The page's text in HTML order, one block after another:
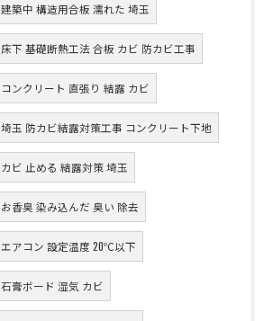
建築中 構造用合板 濡れた 埼玉
床下 基礎断熱工法 合板 カビ 防カビ工事
コンクリート 直張り 結露 カビ
埼玉 防カビ結露対策工事 コンクリート下地
カビ 止める 結露対策 埼玉
お香臭 染み込んだ 臭い 除去
エアコン 設定温度 20℃以下
石膏ボード 湿気 カビ